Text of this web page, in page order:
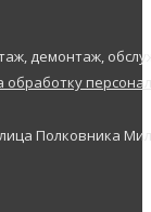
демонтаж,
обработку
Полковника